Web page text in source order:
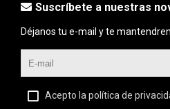
Suscríbete a nuestras
Déjanos tu e-mail y te
Acepto la política de